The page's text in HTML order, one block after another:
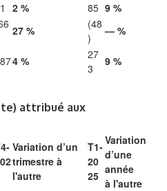
2 % 85 9 %
27 %
(48
)
— %
4 %
27
3
9 %
attribué aux
Variation d’un
trimestre à
l'autre
T1-
20
25
Variation
d’une
année
à l'autre